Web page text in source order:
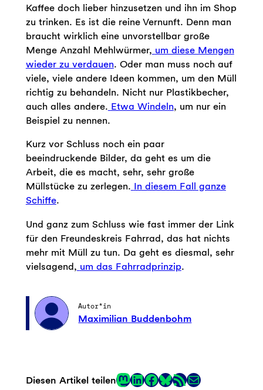
Kaffee doch lieber hinzusetzen und ihn im Shop
zu trinken. Es ist die reine Vernunft. Denn man
braucht wirklich eine unvorstellbar große
Menge Anzahl Mehlwürmer, um diese Mengen
wieder zu verdauen. Oder man muss noch auf
viele, viele andere Ideen kommen, um den Müll
richtig zu behandeln. Nicht nur Plastikbecher,
auch alles andere. Etwa Windeln, um nur ein
Beispiel zu nennen.
Kurz vor Schluss noch ein paar
beeindruckende Bilder, da geht es um die
Arbeit, die es macht, sehr, sehr große
Müllstücke zu zerlegen. In diesem Fall ganze
Schiffe.
Und ganz zum Schluss wie fast immer der Link
für den Freundeskreis Fahrrad, das hat nichts
mehr mit Müll zu tun. Da geht es diesmal, sehr
vielsagend, um das Fahrradprinzip.
Autor*in
Maximilian Buddenbohm
Diesen Artikel teilenMastodon
LinkedIn
Facebook
LinkRSS-Feed
E-Mail